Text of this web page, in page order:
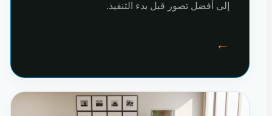
إلى أفضل تصور قبل بدء التنفيذ.
←